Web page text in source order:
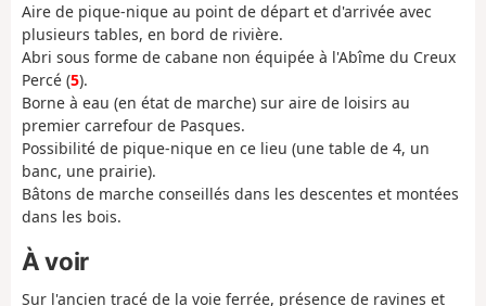
Aire de pique-nique au point de départ et d'arrivée avec
plusieurs tables, en bord de rivière.
Abri sous forme de cabane non équipée à l'Abîme du Creux
Percé (5).
Borne à eau (en état de marche) sur aire de loisirs au
premier carrefour de Pasques.
Possibilité de pique-nique en ce lieu (une table de 4, un
banc, une prairie).
Bâtons de marche conseillés dans les descentes et montées
dans les bois.
À voir
Sur l'ancien tracé de la voie ferrée, présence de ravines et